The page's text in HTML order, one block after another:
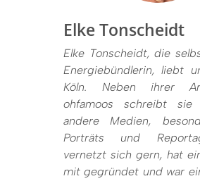
Elke Tonscheidt
Elke Tonscheidt, die
Energiebündlerin, liebt
Köln. Neben ihrer
ohfamoos schreibt
andere Medien,
Porträts und
vernetzt sich gern, hat
mit gegründet und war